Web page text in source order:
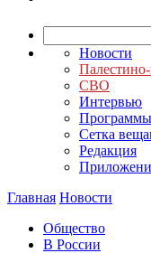
Новости
СВО
Интервью
Сетка
Редакция
Главная Новости
Общество
В России